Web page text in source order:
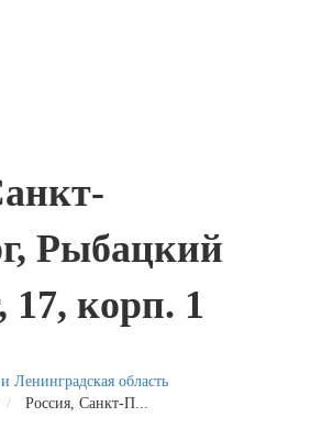
Рыбацкий
17, корп. 1
Ленинградская область
Россия, Санкт-П...